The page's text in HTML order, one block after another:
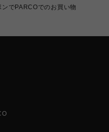
ンでPARCOでのお買い物